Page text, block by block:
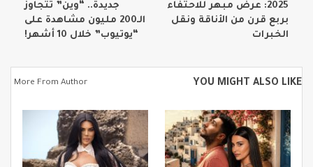
2025: عرض مبهر للاحتفاء
بربع قرن من الأناقة ونقل
الخبرات
جديدة.. “وين” تتجاوز
الـ200 مليون مشاهدة على
“يوتيوب” خلال 10 أشهر!
YOU MIGHT ALSO LIKE
More From Author